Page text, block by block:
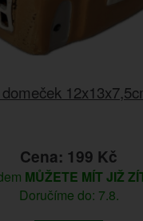
Cena: 199 Kč
MŮŽETE MÍT JIŽ
Doručíme do: 7.8.